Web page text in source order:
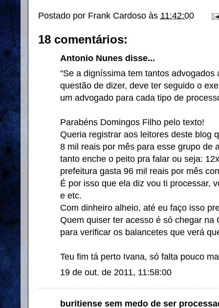
Postado por Frank Cardoso às 11:42:00
18 comentários:
Antonio Nunes disse...
"Se a digníssima tem tantos advogados
questão de dizer, deve ter seguido o
um advogado para cada tipo de
Parabéns Domingos Filho pelo texto!
Queria registrar aos leitores deste blog
8 mil reais por mês para esse grupo de
tanto enche o peito pra falar ou seja:
prefeitura gasta 96 mil reais por mês
É por isso que ela diz vou ti processar,
e etc.
Com dinheiro alheio, até eu faço isso
Quem quiser ter acesso é só chegar na
para verificar os balancetes que verá
Teu fim tá perto Ivana, só falta pouco
19 de out. de 2011, 11:58:00
buritiense sem medo de ser